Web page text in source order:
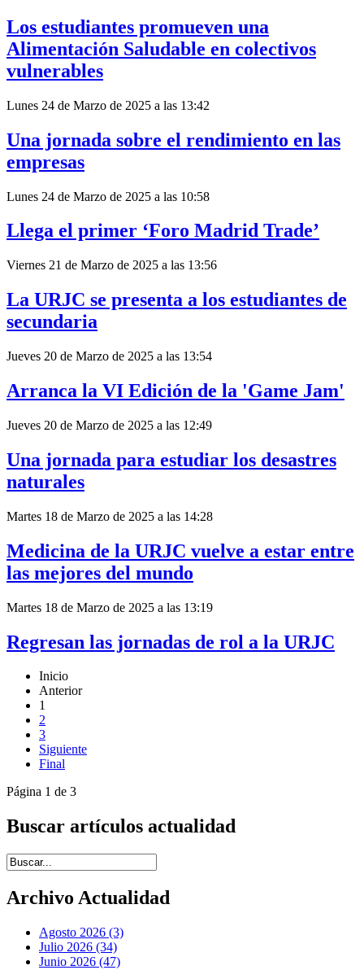
Los estudiantes promueven una
Alimentación Saludable en colectivos
vulnerables
Lunes 24 de Marzo de 2025 a las 13:42
Una jornada sobre el rendimiento en las
empresas
Lunes 24 de Marzo de 2025 a las 10:58
Llega el primer ‘Foro Madrid Trade’
Viernes 21 de Marzo de 2025 a las 13:56
La URJC se presenta a los estudiantes de
secundaria
Jueves 20 de Marzo de 2025 a las 13:54
Arranca la VI Edición de la 'Game Jam'
Jueves 20 de Marzo de 2025 a las 12:49
Una jornada para estudiar los desastres
naturales
Martes 18 de Marzo de 2025 a las 14:28
Medicina de la URJC vuelve a estar entre
las mejores del mundo
Martes 18 de Marzo de 2025 a las 13:19
Regresan las jornadas de rol a la URJC
Inicio
Anterior
1
2
3
Siguiente
Final
Página 1 de 3
Buscar artículos actualidad
Introduce términos de búsqueda
Archivo Actualidad
Agosto 2026 (3)
Julio 2026 (34)
Junio 2026 (47)